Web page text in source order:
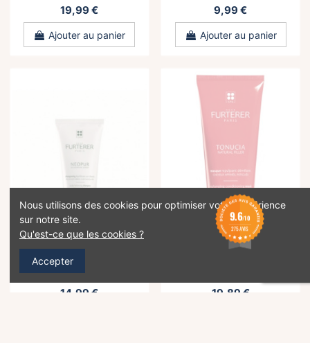
19,99 €
Ajouter au panier
9,99 €
Ajouter au panier
Furterer NeoPur
Shampoing pellicules
sèches - 150ml
14,99 € 19,89 €
Nous utilisons des cookies pour optimiser votre expérience
sur notre site.
Qu'est-ce que les cookies ?
Accepter
9.6/10
275 AVIS